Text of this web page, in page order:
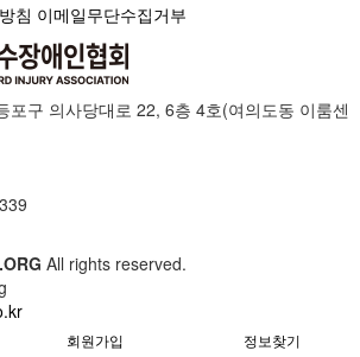
침 이메일무단수집거부
포구 의사당대로 22, 6층 4호(여의도동 이룸센
All rights reserved.
회원가입 정보찾기